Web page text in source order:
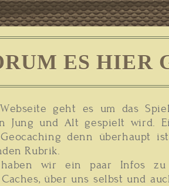
ES HIER
geht es um das
Jung und Alt gespielt wird.
Geocaching denn überhaupt
Rubrik.
haben wir ein paar Infos zu
über uns selbst und